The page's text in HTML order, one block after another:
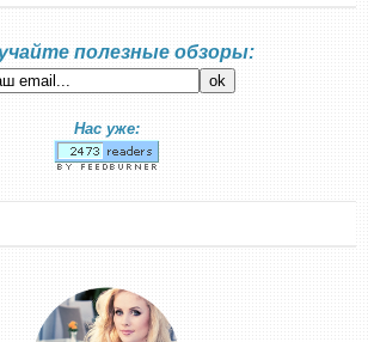
полезные обзоры:
Нас уже: